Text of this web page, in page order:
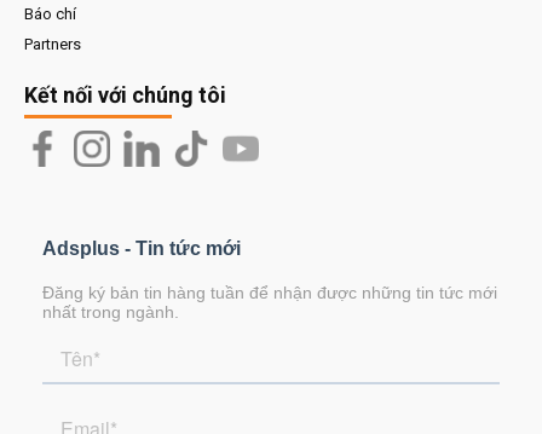
Báo chí
Partners
Kết nối với chúng tôi